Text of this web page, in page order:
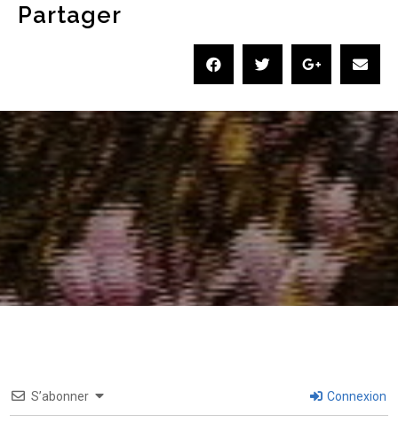
Partager
S’abonner Connexion